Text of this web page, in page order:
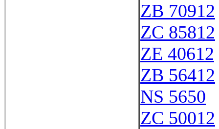
ZB 70912
ZC 85812
ZE 40612
ZB 56412
NS 5650
ZC 50012